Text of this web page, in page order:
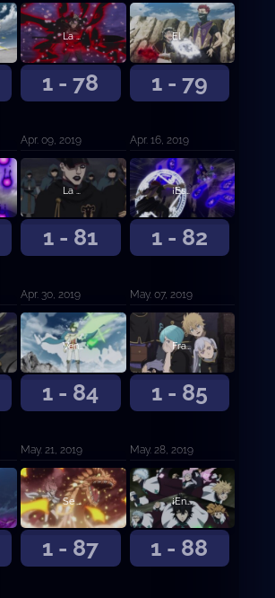
1 - 78
La Trampa del Plebeyo
Apr. 09, 2019
1 - 79
El delincuente contra el musculitos
Apr. 16, 2019
1 - 81
La forma de vida de cierto hombre
Apr. 30, 2019
1 - 82
¡Especial Petit Clover! ¡Charmy la demonio!
May. 07, 2019
1 - 84
Vencedores
May. 21, 2019
1 - 85
Fraternizar al Desnudo
May. 28, 2019
1 - 87
Se forman los Caballeros Reales
1 - 88
¡Entrada a la guardia de Ojo de la Noche Blanca!